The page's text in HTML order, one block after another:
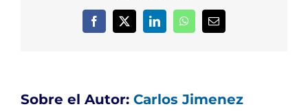
Facebook
X LinkedInWhatsAppCorreo
electrónico
Sobre el Autor: Carlos Jimenez